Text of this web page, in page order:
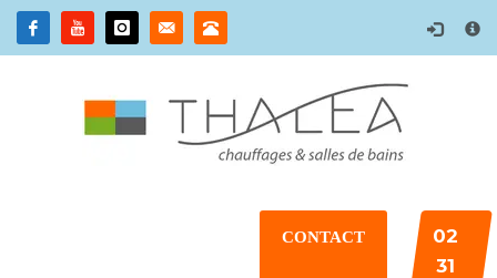
×
CONTACT
02
31